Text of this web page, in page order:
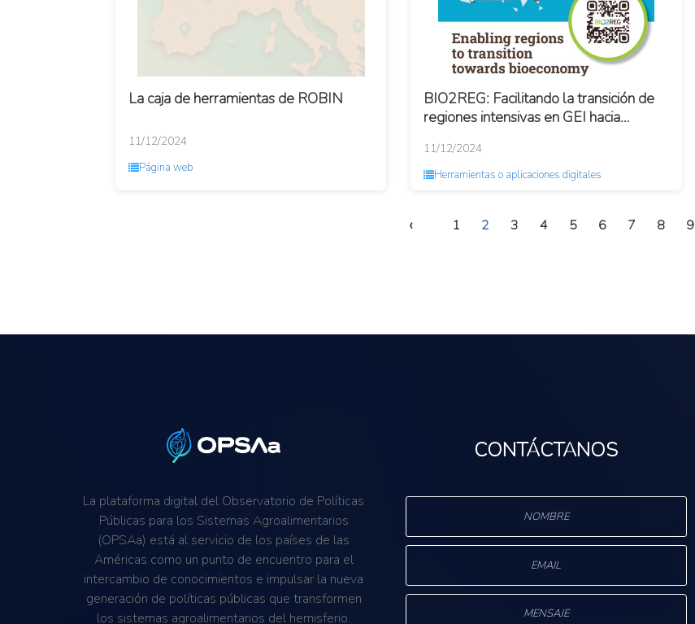
La caja de herramientas de ROBIN
11/12/2024
Página web
BIO2REG: Facilitando la transición de
regiones intensivas en GEI hacia
11/12/2024
Herramientas o aplicaciones digitales
‹ 1 2 3 4 5 6 7 8 9
La plataforma digital del Observatorio de Políticas
Públicas para los Sistemas Agroalimentarios
(OPSAa) está al servicio de los países de las
Américas como un punto de encuentro para el
intercambio de conocimientos e impulsar la nueva
generación de políticas públicas que transformen
los sistemas agroalimentarios del hemisferio.
CONTÁCTANOS